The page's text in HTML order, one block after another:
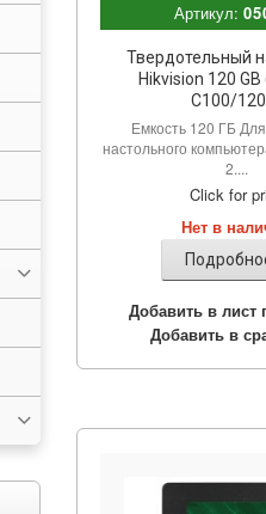
Артикул:
Твердотельный
Hikvision 120 GB
C100/
Емкость 120 ГБ
настольного
2....
Click for
Нет в
Добавить в лист
Добавить в